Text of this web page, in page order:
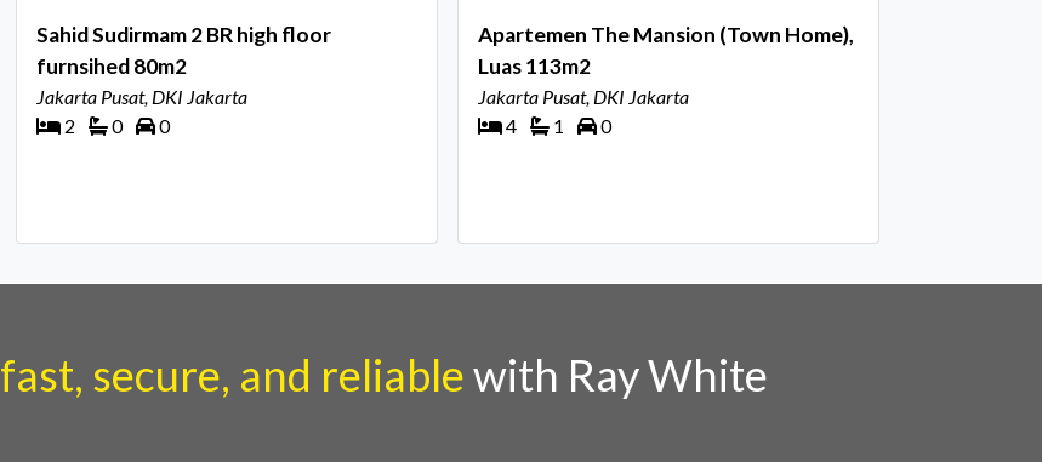
Sahid Sudirmam 2 BR high floor
furnsihed 80m2
Jakarta Pusat, DKI Jakarta
2
0 0
Apartemen The Mansion (Town Home),
Luas 113m2
Jakarta Pusat, DKI Jakarta
4
1 0
fast, secure, and reliablewith Ray White